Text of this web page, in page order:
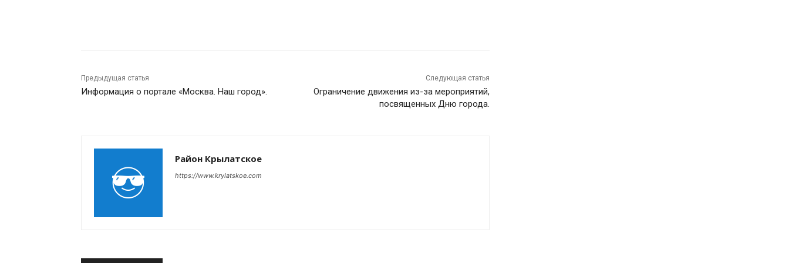
Предыдущая статья
Информация о портале «Москва. Наш город».
Следующая статья
Ограничение движения из-за мероприятий,
посвященных Дню города.
Район Крылатское
https://www.krylatskoe.com